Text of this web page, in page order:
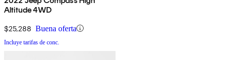
Altitude 4WD
$25,288 Buena oferta
Incluye tarifas de conc.